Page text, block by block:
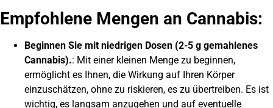
Empfohlene Mengen an Cannabis:
Beginnen Sie mit niedrigen Dosen (2-5 g gemahlenes
Cannabis).: Mit einer kleinen Menge zu beginnen,
ermöglicht es Ihnen, die Wirkung auf Ihren Körper
einzuschätzen, ohne zu riskieren, es zu übertreiben. Es ist
wichtig, es langsam anzugehen und auf eventuelle